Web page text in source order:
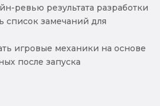
ревью результата разработки
список замечаний для
игровые механики на основе
после запуска